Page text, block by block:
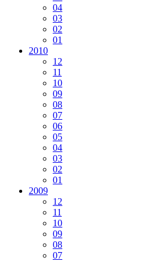
04
03
02
01
2010
12
11
10
09
08
07
06
05
04
03
02
01
2009
12
11
10
09
08
07